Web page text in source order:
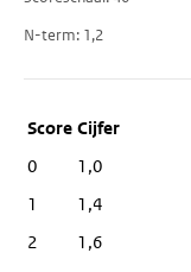
N-term 1,2
Score Cijfer
0
1,0
1
1,4
2
1,6